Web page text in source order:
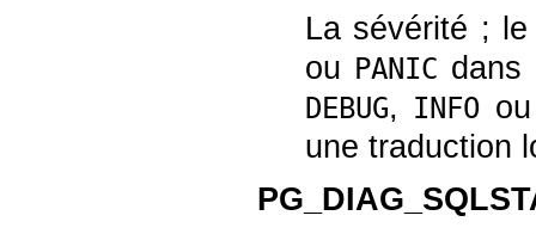
La sévérité ;
ou PANIC dans
DEBUG, INFO
une traduction